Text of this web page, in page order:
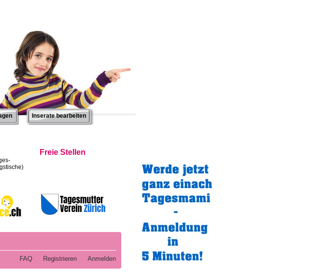
Inserate bearbeiten
Freie Stellen
FAQ Registrieren Anmelden